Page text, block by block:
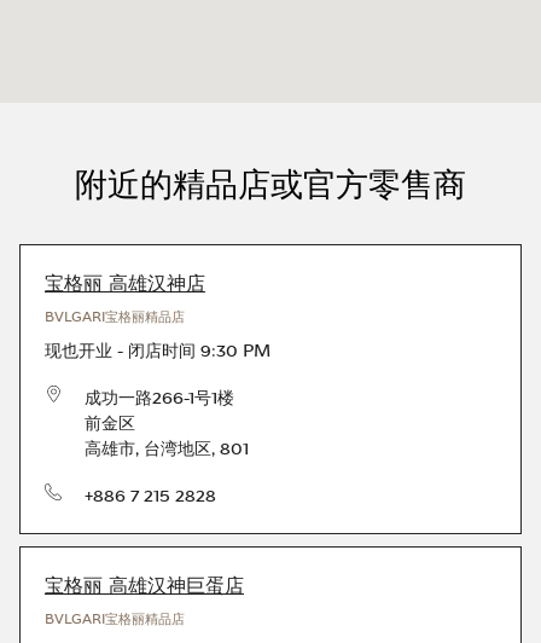
附近的精品店或官方零售商
宝格丽 高雄汉神店
BVLGARI宝格丽精品店
现也开业 - 闭店时间 9:30 PM
成功一路266-1号1楼
前金区
高雄市, 台湾地区, 801
电话号码+886 7 215 2828
宝格丽 高雄汉神巨蛋店
BVLGARI宝格丽精品店